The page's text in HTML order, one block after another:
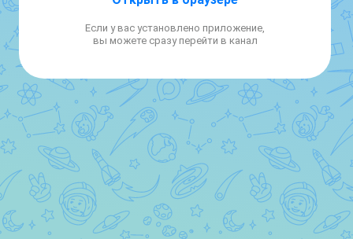
Если у вас установлено приложение,
вы можете сразу перейти в канал